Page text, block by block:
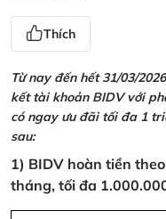
Thích
Từ nay đến hết 31/03/
kết tài khoản BIDV với
có ngay ưu đãi tối đa 1
sau:
1) BIDV hoàn tiền
tháng, tối đa